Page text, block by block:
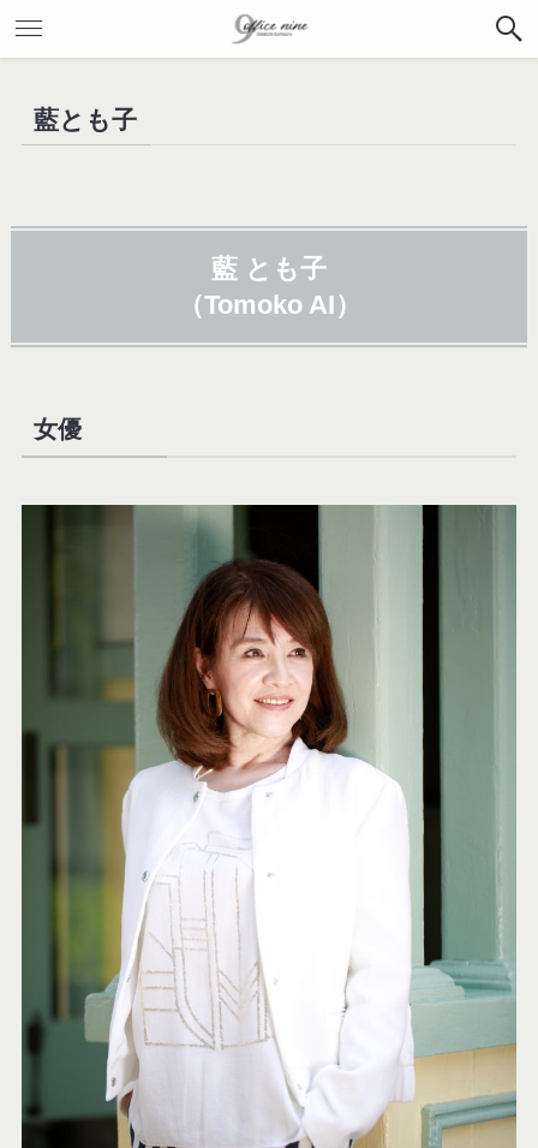
藍とも子
藍 とも子
（Tomoko AI）
女優